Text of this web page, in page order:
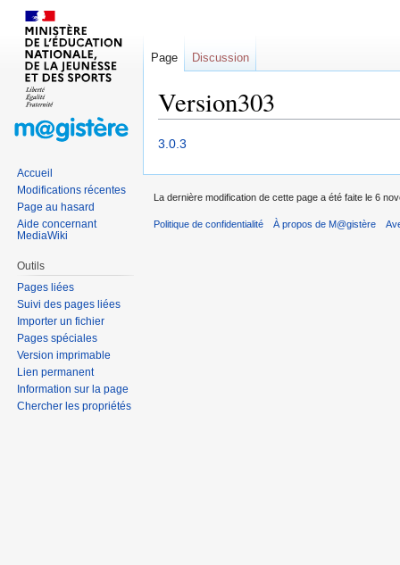
Version303
Sauter
navigation
Sauter
recherche
3.0.3
Page Discussion
Accueil
Modifications récentes
Page au hasard
Aide concernant
MediaWiki
Outils
Pages liées
Suivi des pages liées
Importer un fichier
Pages spéciales
Version imprimable
Lien permanent
Information sur la page
Chercher les propriétés
La dernière modification de cette page a été faite le 6
Politique de confidentialité À propos de M@gistère